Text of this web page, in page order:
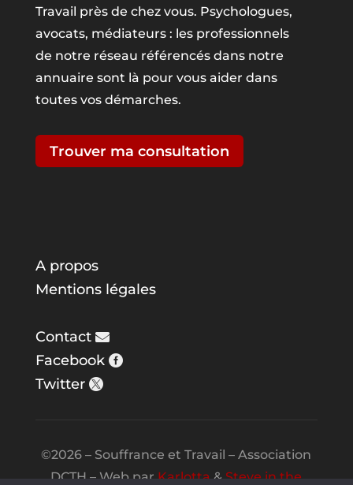
Travail près de chez vous. Psychologues,
avocats, médiateurs : les professionnels
de notre réseau référencés dans notre
annuaire sont là pour vous aider dans
toutes vos démarches.
Trouver ma consultation
A propos
Mentions légales
Contact
Facebook
Twitter
©2026 – Souffrance et Travail – Association
DCTH – Web parKarlotta&Steve in the